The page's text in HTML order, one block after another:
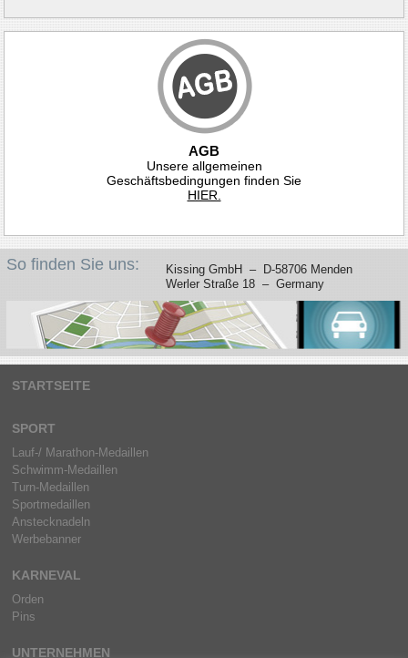
AGB
Unsere allgemeinen
Geschäftsbedingungen finden Sie
HIER.
So finden Sie uns:
Kissing GmbH – D-58706 Menden
Werler Straße 18 – Germany
STARTSEITE
SPORT
Lauf-/ Marathon-Medaillen
Schwimm-Medaillen
Turn-Medaillen
Sportmedaillen
Anstecknadeln
Werbebanner
KARNEVAL
Orden
Pins
UNTERNEHMEN